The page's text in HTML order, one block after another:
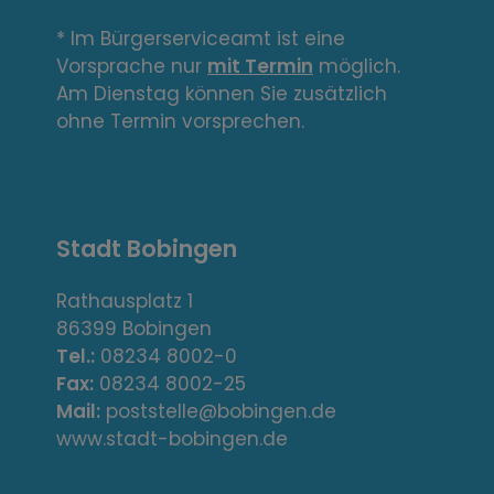
n
k
s
A
d
r
e
s
s
* Im Bürgerserviceamt ist eine
Vorsprache nur mit Termin möglich.
Am Dienstag können Sie zusätzlich
ohne Termin vorsprechen.
Stadt Bobingen
Rathausplatz 1
86399 Bobingen
Tel.: 08234 8002-0
Fax: 08234 8002-25
Mail: poststelle@bobingen.de
www.stadt-bobingen.de